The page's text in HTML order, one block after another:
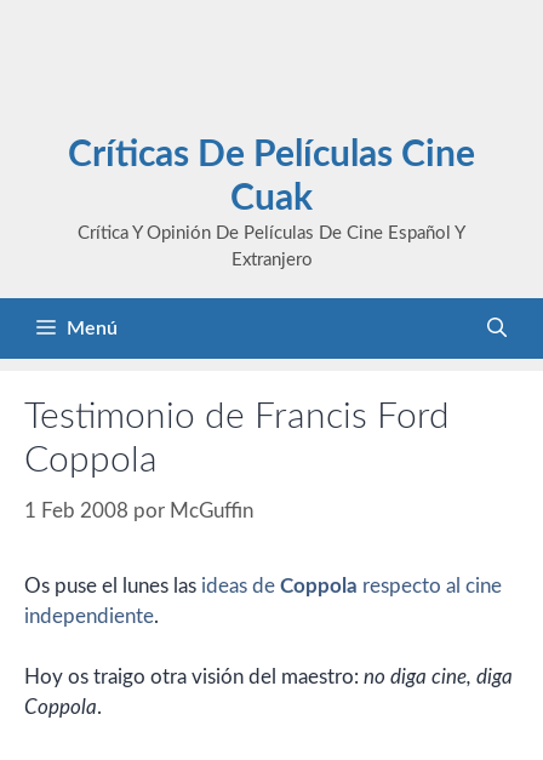
Críticas De Películas Cine
Cuak
Crítica Y Opinión De Películas De Cine Español Y
Extranjero
Menú
Testimonio de Francis Ford
Coppola
1 Feb 2008 por McGuffin
Os puse el lunes las ideas de Coppola respecto al cine
independiente.
Hoy os traigo otra visión del maestro: no diga cine, diga
Coppola.